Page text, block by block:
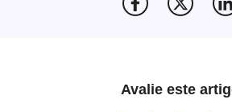
Avalie este